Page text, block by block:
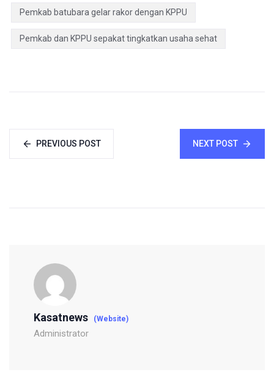
Pemkab batubara gelar rakor dengan KPPU
Pemkab dan KPPU sepakat tingkatkan usaha sehat
PREVIOUS POST NEXT POST
Kasatnews (Website)
Administrator